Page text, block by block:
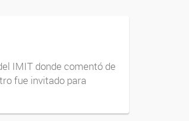
IMIT donde comentó de
fue invitado para